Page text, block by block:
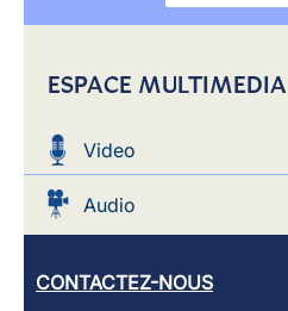
ESPACE MULTIMEDIA
Video
Audio
CONTACTEZ-NOUS